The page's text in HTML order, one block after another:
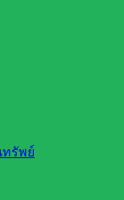
ทรัพย์
ประสานแผนและ
าชการกระทรวง
ศึกษาธิการภาค 9
งานศึกษาธิการ